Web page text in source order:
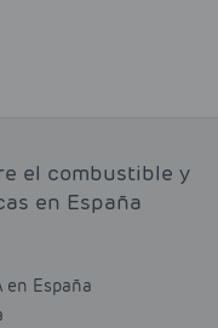
el combustible y
en España
en España